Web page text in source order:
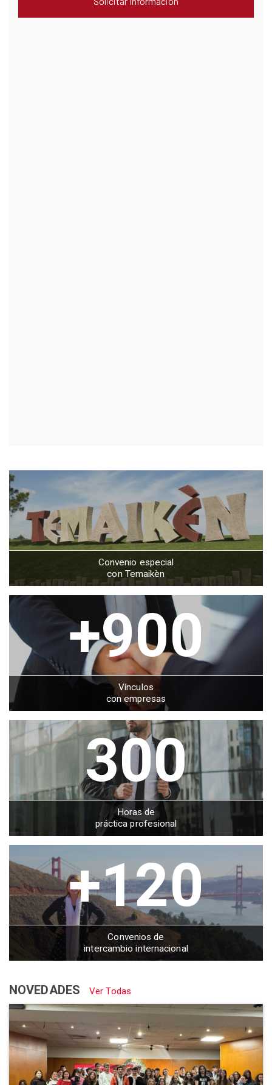
Convenio especial
con Temaikèn
+900
Vínculos
con empresas
300
Horas de
práctica profesional
+120
Convenios de
intercambio internacional
NOVEDADES Ver Todas